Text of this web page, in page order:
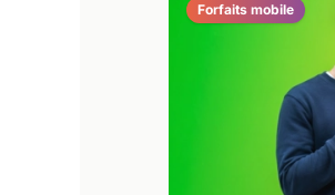
Forfaits mobile